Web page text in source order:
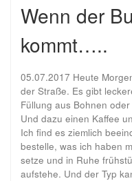
Wenn der
kommt…..
05.07.2017 Heute
der Straße. Es gibt
Füllung aus Bohnen
Und dazu einen Kaffee
Ich find es ziemlich
bestelle, was ich haben
setze und in Ruhe
aufstehe. Und der Typ